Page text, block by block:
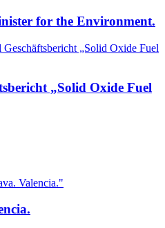
for the Environment.
„Solid Oxide Fuel